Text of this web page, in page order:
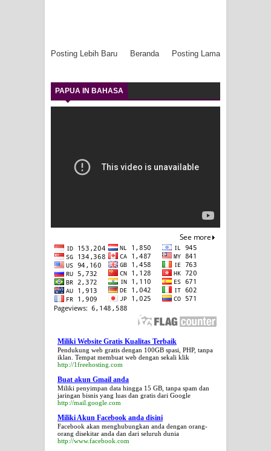
Posting Lebih Baru Posting Lama
Beranda
PAPUA IN BAHASA
Miliki Website Gratis Kualitas Terbaik
Pendukung web gratis dengan 100GB spasi, PHP, tanpa
iklan. Tempat membuat web dengan sekali klik
http://1freehosting.com
Buat akun Gmail anda
Miliki penyimpan data hingga 15 GB, tanpa spam dan
jaringan bisnis yang luas dan gratis dari Google
http://mail.google.com
Miliki Akun Facebook anda disini
Facebook akan menghubungkan anda dengan orang-
orang disekitar anda dan dari seluruh dunia
http://www.facebook.com